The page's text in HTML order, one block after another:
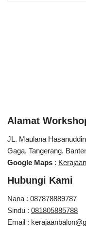
Alamat
JL. Maulana
Gaga, Tangerang.
Google Maps :
Hubungi Kami
Nana : 087878889787
Sindu : 081805885788
Email :